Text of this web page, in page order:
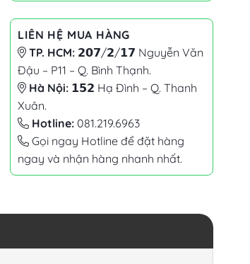
LIÊN HỆ MUA HÀNG
TP. HCM: 𝟮𝟬𝟳/𝟮/𝟭𝟳 Nguyễn Văn
Đậu – P11 – Q. Bình Thạnh.
Hà Nội: 𝟭𝟱𝟮 Hạ Đình – Q. Thanh
Xuân.
Hotline: 081.219.6963
Gọi ngay Hotline để đặt hàng
ngay và nhận hàng nhanh nhất.